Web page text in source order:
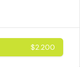
$2.200